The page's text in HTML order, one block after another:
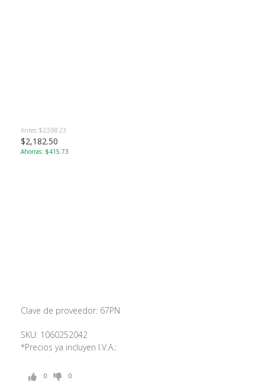
Antes: $2,598.23
$2,182.50
Ahorras: $415.73
Clave de proveedor: 67PN
SKU: 1060252042
*Precios ya incluyen I.V.A.:
0 0